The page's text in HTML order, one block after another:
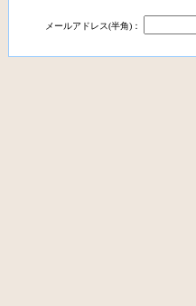
メールアドレス(半角)：